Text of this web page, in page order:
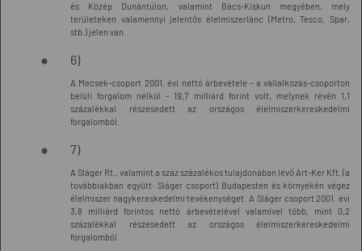
és Közép Dunántúlon, valamint Bács-Kiskun megyében, mely
területeken valamennyi jelentős élelmiszerlánc (Metro, Tesco, Spar,
stb.) jelen van.
6)
A Mecsek-csoport 2001. évi nettó árbevétele - a vállalkozás-csoporton
belüli forgalom nélkül - 19,7 milliárd forint volt, melynek révén 1,1
százalékkal részesedett az országos élelmiszerkereskedelmi
forgalomból.
7)
A Sláger Rt., valamint a száz százalékos tulajdonában lévő Art-Ker Kft. (a
továbbiakban együtt: Sláger csoport) Budapesten és környékén végez
élelmiszer nagykereskedelmi tevékenységet. A Sláger csoport 2001. évi
3,8 milliárd forintos nettó árbevételével valamivel több, mint 0,2
százalékkal részesedett az országos élelmiszerkereskedelmi
forgalomból.